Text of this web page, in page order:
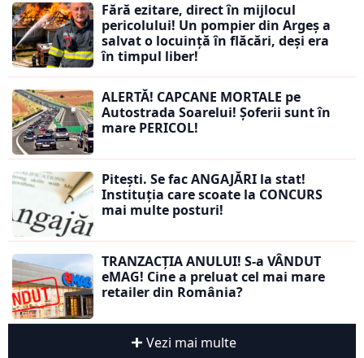
Fără ezitare, direct în mijlocul
pericolului! Un pompier din Argeș a
salvat o locuință în flăcări, deși era
în timpul liber!
ALERTĂ! CAPCANE MORTALE pe
Autostrada Soarelui! Șoferii sunt în
mare PERICOL!
Pitești. Se fac ANGAJĂRI la stat!
Instituția care scoate la CONCURS
mai multe posturi!
TRANZACȚIA ANULUI! S-a VÂNDUT
eMAG! Cine a preluat cel mai mare
retailer din România?
Vezi mai multe